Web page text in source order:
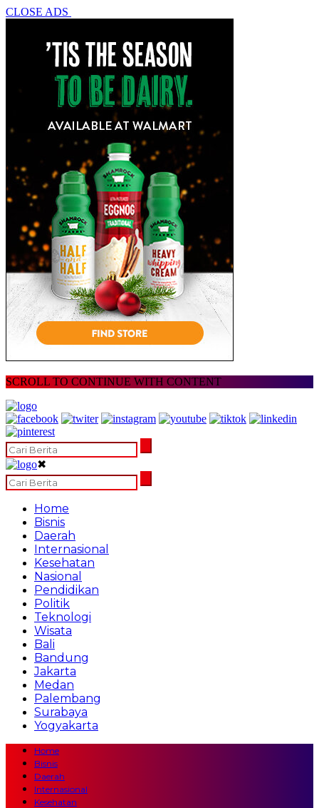
CLOSE ADS
SCROLL TO CONTINUE WITH CONTENT
✖
Home
Bisnis
Daerah
Internasional
Kesehatan
Nasional
Pendidikan
Politik
Teknologi
Wisata
Bali
Bandung
Jakarta
Medan
Palembang
Surabaya
Yogyakarta
Home
Bisnis
Daerah
Internasional
Kesehatan